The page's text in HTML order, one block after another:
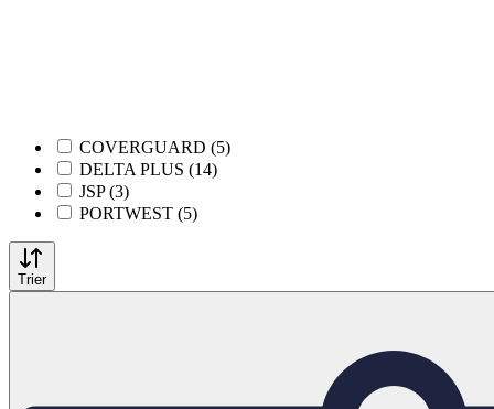
COVERGUARD (5)
DELTA PLUS (14)
JSP (3)
PORTWEST (5)
Trier